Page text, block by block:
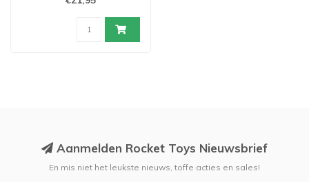
Aanmelden Rocket Toys Nieuwsbrief
En mis niet het leukste nieuws, toffe acties en sales!